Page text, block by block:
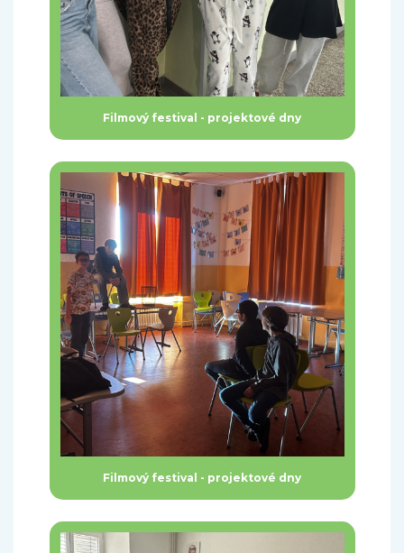
Filmový festival - projektové dny
Filmový festival - projektové dny